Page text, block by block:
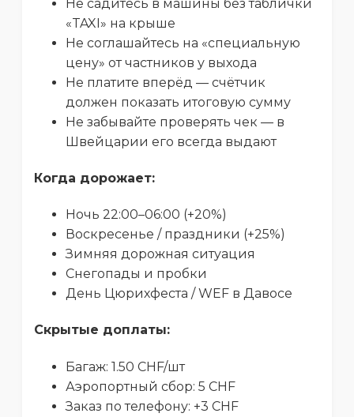
Не садитесь в машины без таблички
«TAXI» на крыше
Не соглашайтесь на «специальную
цену» от частников у выхода
Не платите вперёд — счётчик
должен показать итоговую сумму
Не забывайте проверять чек — в
Швейцарии его всегда выдают
Когда дорожает:
Ночь 22:00–06:00 (+20%)
Воскресенье / праздники (+25%)
Зимняя дорожная ситуация
Снегопады и пробки
День Цюрихфеста / WEF в Давосе
Скрытые доплаты:
Багаж: 1.50 CHF/шт
Аэропортный сбор: 5 CHF
Заказ по телефону: +3 CHF